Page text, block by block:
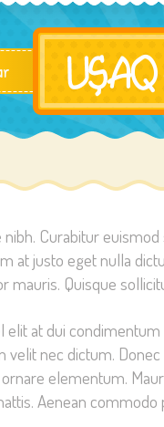
Curabitur
at justo eget nulla
Quisque
at dui
nec dictum.
elementum.
Aenean